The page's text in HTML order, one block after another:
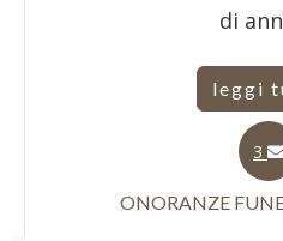
di
leggi
3
ONORANZE